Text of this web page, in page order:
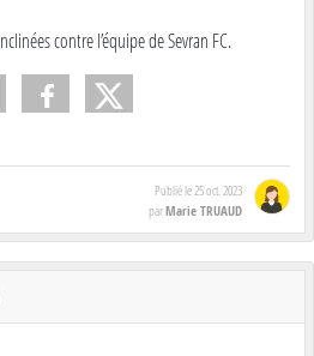
contre l’équipe de Sevran FC.
Publié le25 oct. 2023
parMarie TRUAUD